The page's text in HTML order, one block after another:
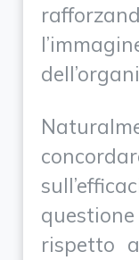
rispetto